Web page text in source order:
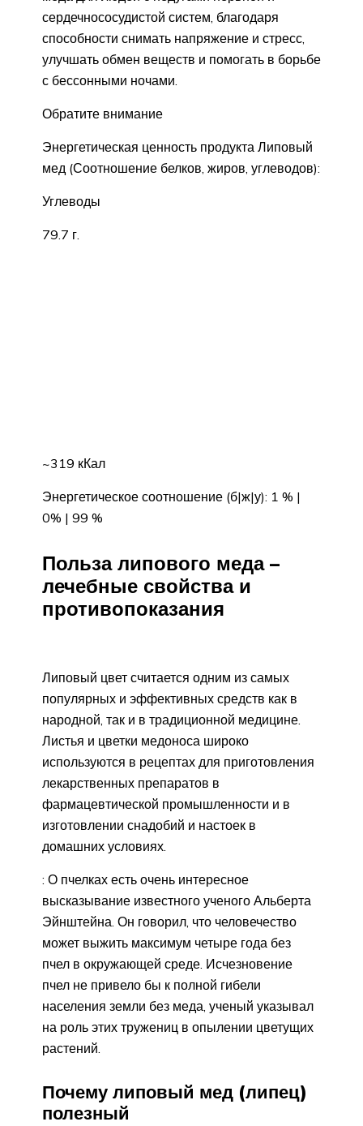
сердечнососудистой систем, благодаря
способности снимать напряжение и стресс,
улучшать обмен веществ и помогать в борьбе
с бессонными ночами.
Обратите внимание
Энергетическая ценность продукта Липовый
мед (Соотношение белков, жиров, углеводов):
Углеводы
79.7 г.
~319 кКал
Энергетическое соотношение (б|ж|у): 1 % |
0% | 99 %
Польза липового меда –
лечебные свойства и
противопоказания
Липовый цвет считается одним из самых
популярных и эффективных средств как в
народной, так и в традиционной медицине.
Листья и цветки медоноса широко
используются в рецептах для приготовления
лекарственных препаратов в
фармацевтической промышленности и в
изготовлении снадобий и настоек в
домашних условиях.
: О пчелках есть очень интересное
высказывание известного ученого Альберта
Эйнштейна. Он говорил, что человечество
может выжить максимум четыре года без
пчел в окружающей среде. Исчезновение
пчел не привело бы к полной гибели
населения земли без меда, ученый указывал
на роль этих тружениц в опылении цветущих
растений.
Почему липовый мед (липец)
полезный